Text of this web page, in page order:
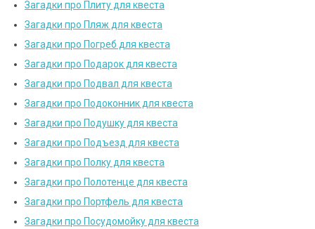
Загадки про Плиту для квеста
Загадки про Пляж для квеста
Загадки про Погреб для квеста
Загадки про Подарок для квеста
Загадки про Подвал для квеста
Загадки про Подоконник для квеста
Загадки про Подушку для квеста
Загадки про Подъезд для квеста
Загадки про Полку для квеста
Загадки про Полотенце для квеста
Загадки про Портфель для квеста
Загадки про Посудомойку для квеста